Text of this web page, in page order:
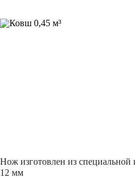
Нож изготовлен из специальной
12 мм